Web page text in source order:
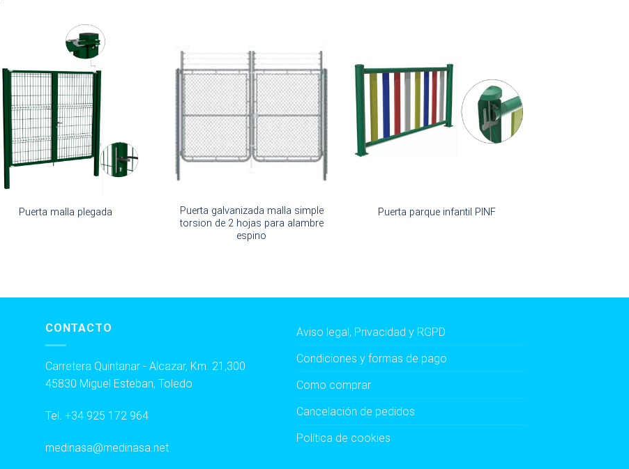
Puerta malla plegada
Puerta galvanizada malla simple
torsion de 2 hojas para alambre
espino
Puerta parque infantil PINF
CONTACTO
Carretera Quintanar - Alcazar, Km. 21,300
45830 Miguel Esteban, Toledo
Tel. +34 925 172 964
medinasa@medinasa.net
Aviso legal, Privacidad y RGPD
Condiciones y formas de pago
Como comprar
Cancelación de pedidos
Política de cookies